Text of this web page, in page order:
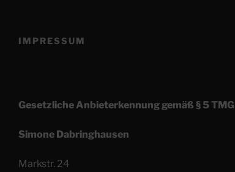
IMPRESSUM
Gesetzliche Anbieterkennung gemäß § 5 TMG
Simone Dabringhausen
Markstr. 24